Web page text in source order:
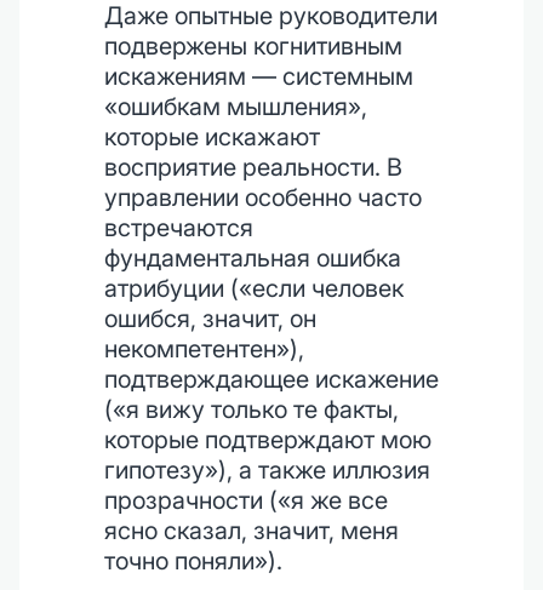
Даже опытные руководители
подвержены когнитивным
искажениям — системным
«ошибкам мышления»,
которые искажают
восприятие реальности. В
управлении особенно часто
встречаются
фундаментальная ошибка
атрибуции («если человек
ошибся, значит, он
некомпетентен»),
подтверждающее искажение
(«я вижу только те факты,
которые подтверждают мою
гипотезу»), а также иллюзия
прозрачности («я же все
ясно сказал, значит, меня
точно поняли»).